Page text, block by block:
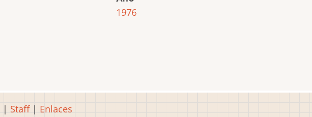
1976
| Staff| Enlaces